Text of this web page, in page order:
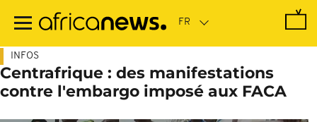
contenu
INFOS
Centrafrique : des manifestations
contre l'embargo imposé aux FACA